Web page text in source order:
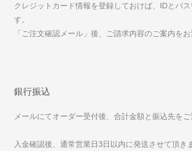
クレジットカード情報を登録しておけば、IDとパ
す。
「ご注文確認メール」後、ご請求内容のご案内をお
銀行振込
メールにてオーダー受付後、合計金額と振込先をご
入金確認後、通常営業日3日以内に発送させて頂き